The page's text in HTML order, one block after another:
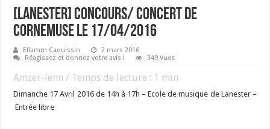
[LANESTER] Concours/ Concert de
cornemuse le 17/04/2016
Eflamm Caouissin
2 mars 2016
Réagissez et donnez votre avis !
349 Vues
Amzer-lenn / Temps de lecture : 1 min
Dimanche 17 Avril 2016 de 14h à 17h – Ecole de musique de Lanester –
Entrée libre